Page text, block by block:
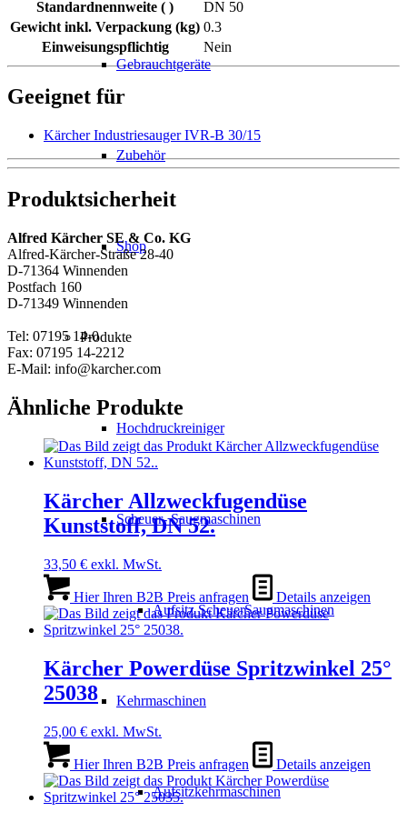
Gebrauchtgeräte
Zubehör
Shop
Produkte
Hochdruckreiniger
Scheuer- Saugmaschinen
Aufsitz ScheuerSaugmaschinen
Kehrmaschinen
Aufsitzkehrmaschinen
Standardnennweite ( )
DN 50
Gewicht inkl. Verpackung (kg) 0.3
Einweisungspflichtig
Nein
Geeignet für
Kärcher Industriesauger IVR-B 30/15
Produktsicherheit
Alfred Kärcher SE & Co. KG
Alfred-Kärcher-Straße 28-40
D-71364 Winnenden
Postfach 160
D-71349 Winnenden
Tel: 07195 14-0
Fax: 07195 14-2212
E-Mail: info@karcher.com
Ähnliche Produkte
Kärcher Allzweckfugendüse
Kunststoff, DN 52.
33,50 € exkl. MwSt.
Hier Ihren B2B Preis anfragen Details anzeigen
Kärcher Powerdüse Spritzwinkel 25°
25038
25,00 € exkl. MwSt.
Hier Ihren B2B Preis anfragen Details anzeigen